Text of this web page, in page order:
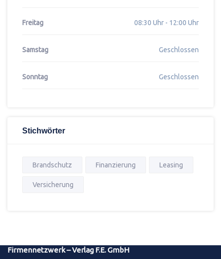
Freitag 08:30 Uhr - 12:00 Uhr
Samstag Geschlossen
Sonntag Geschlossen
Stichwörter
Brandschutz Finanzierung Leasing
Versicherung
Firmennetzwerk – Verlag F.E. GmbH